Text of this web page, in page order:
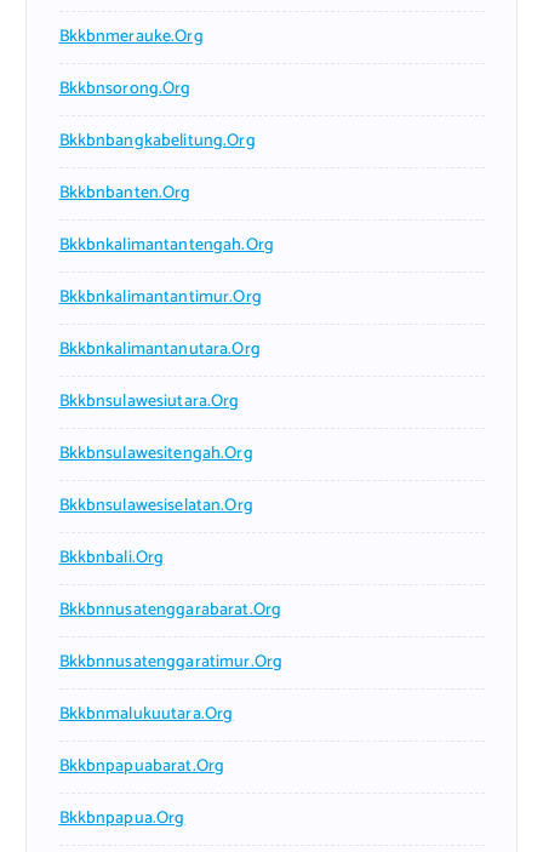
Bkkbnmerauke.org
Bkkbnsorong.org
Bkkbnbangkabelitung.org
Bkkbnbanten.org
Bkkbnkalimantantengah.org
Bkkbnkalimantantimur.org
Bkkbnkalimantanutara.org
Bkkbnsulawesiutara.org
Bkkbnsulawesitengah.org
Bkkbnsulawesiselatan.org
Bkkbnbali.org
Bkkbnnusatenggarabarat.org
Bkkbnnusatenggaratimur.org
Bkkbnmalukuutara.org
Bkkbnpapuabarat.org
Bkkbnpapua.org